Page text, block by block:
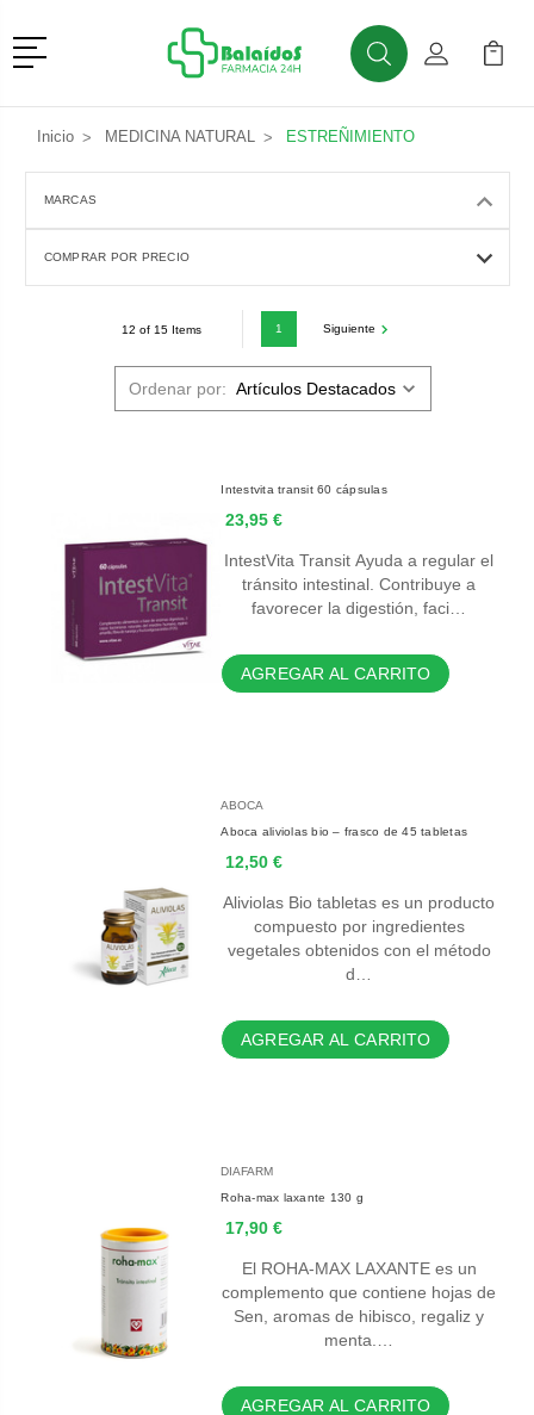
Menú
BuscarMi Cuenta
Mi
Inicio MEDICINA NATURAL ESTREÑIMIENTO
MARCAS
COMPRAR POR PRECIO
12 of 15 Items 1 Siguiente
Ordenar por:
Intestvita transit 60 cápsulas
23,95 €
IntestVita Transit Ayuda a regular el
tránsito intestinal. Contribuye a
favorecer la digestión, faci…
AGREGAR AL CARRITO
ABOCA
Aboca aliviolas bio – frasco de 45 tabletas
12,50 €
Aliviolas Bio tabletas es un producto
compuesto por ingredientes
vegetales obtenidos con el método
d…
AGREGAR AL CARRITO
DIAFARM
Roha-max laxante 130 g
17,90 €
El ROHA-MAX LAXANTE es un
complemento que contiene hojas de
Sen, aromas de hibisco, regaliz y
menta.…
AGREGAR AL CARRITO